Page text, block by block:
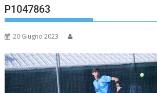
P1047863
20 Giugno 2023